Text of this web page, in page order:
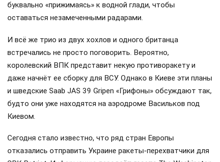
буквально «прижимаясь» к водной глади, чтобы
оставаться незамеченными радарами.
И всё же трио из двух хохлов и одного британца
встречались не просто поговорить. Вероятно,
королевский ВПК представит некую противоракету и
даже начнёт ее сборку для ВСУ. Однако в Киеве эти планы
и шведские Saab JAS 39 Gripen «Грифоны» обсуждают так,
будто они уже находятся на аэродроме Васильков под
Киевом.
Сегодня стало известно, что ряд стран Европы
отказались отправить Украине ракеты-перехватчики для